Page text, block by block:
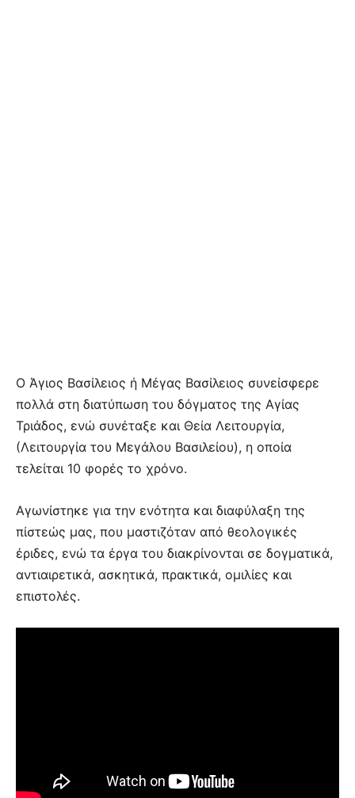
Ο Άγιος Βασίλειος ή Μέγας Βασίλειος συνείσφερε
πολλά στη διατύπωση του δόγματος της Αγίας
Τριάδος, ενώ συνέταξε και Θεία Λειτουργία,
(Λειτουργία του Μεγάλου Βασιλείου), η οποία
τελείται 10 φορές το χρόνο.
Αγωνίστηκε για την ενότητα και διαφύλαξη της
πίστεώς μας, που μαστιζόταν από θεολογικές
έριδες, ενώ τα έργα του διακρίνονται σε δογματικά,
αντιαιρετικά, ασκητικά, πρακτικά, ομιλίες και
επιστολές.